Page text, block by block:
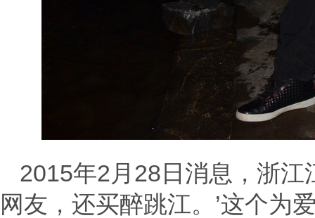
2015年2月28日消息，浙江
网友，还买醉跳江。’这个为